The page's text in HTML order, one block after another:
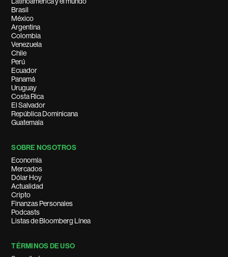
Brasil
México
Argentina
Colombia
Venezuela
Chile
Perú
Ecuador
Panamá
Uruguay
Costa Rica
El Salvador
República Dominicana
Guatemala
SOBRE NOSOTROS
Economía
Mercados
Dólar Hoy
Actualidad
Cripto
Finanzas Personales
Podcasts
Listas de Bloomberg Línea
TÉRMINOS DE USO